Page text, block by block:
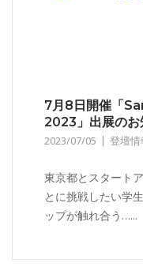
7月8日開催「
2023」出展のお
2023/07/05 登壇情
東京都とスタート
とに挑戦したい学
ップが触れ合う…...